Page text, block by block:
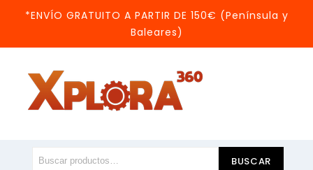
*ENVÍO GRATUITO A PARTIR DE 150€ (Península y
Baleares)
BUSCAR